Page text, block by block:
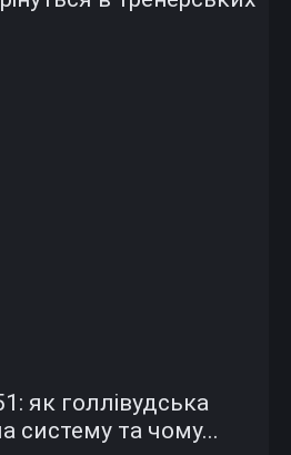
як голлівудська
систему та чому...